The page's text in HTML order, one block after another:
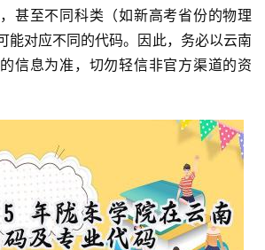
甚至不同科类（如新高考省份的物理
能对应不同的代码。因此，务必以云南
信息为准，切勿轻信非官方渠道的资